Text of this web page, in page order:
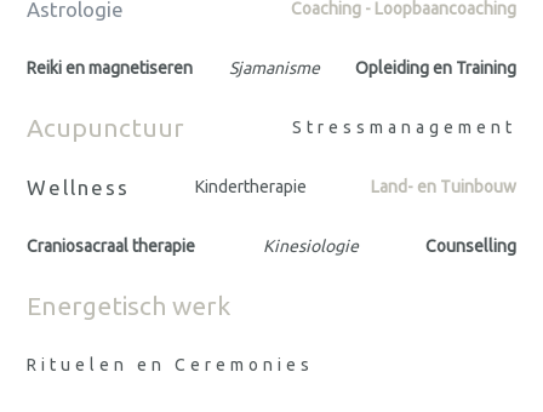
Astrologie Coaching - Loopbaancoaching
Reiki en magnetiseren Sjamanisme Opleiding en Training
Acupunctuur Stressmanagement
Wellness Kindertherapie Land- en Tuinbouw
Craniosacraal therapie Kinesiologie Counselling
Energetisch werk
Rituelen en Ceremonies